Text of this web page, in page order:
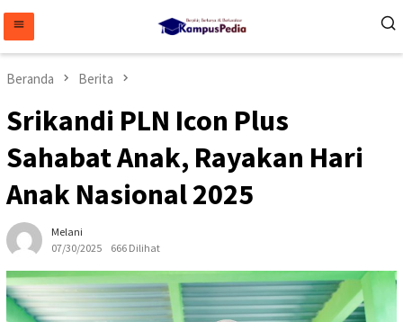
konten
Beranda Berita
Srikandi PLN Icon Plus
Sahabat Anak, Rayakan Hari
Anak Nasional 2025
Melani
07/30/2025
666 Dilihat